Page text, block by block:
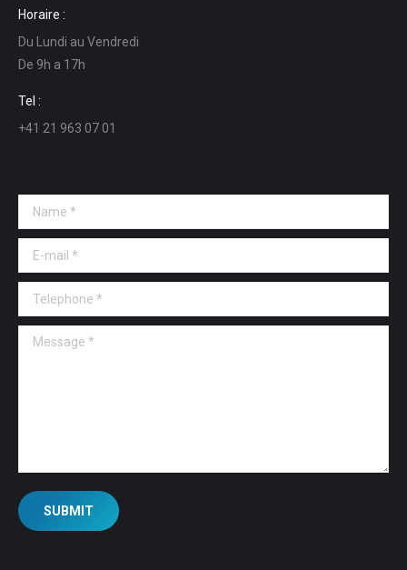
opens
in
new
window
opens
in
new
in
in
Horaire :
Du Lundi au Vendredi
De 9h a 17h
Tel :
+41 21 963 07 01
Name *
E-mail *
Telephone *
Message *
SUBMIT